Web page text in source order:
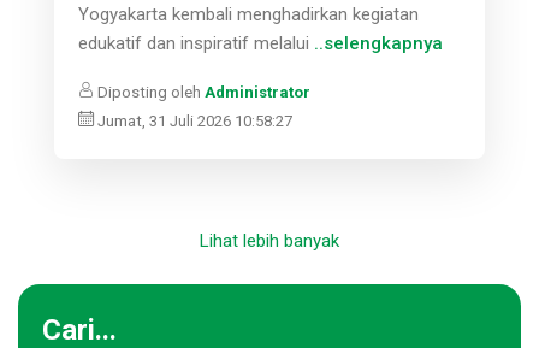
Yogyakarta kembali menghadirkan kegiatan
edukatif dan inspiratif melalui ..selengkapnya
Diposting oleh Administrator
Jumat, 31 Juli 2026 10:58:27
Lihat lebih banyak
Cari...